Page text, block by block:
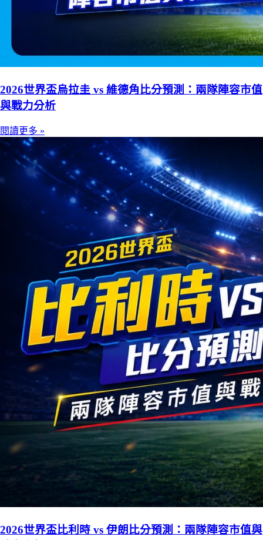
2026世界盃烏拉圭 vs 維德角比分預測：兩隊陣容市值
與戰力分析
閱讀更多 »
2026世界盃比利時 vs 伊朗比分預測：兩隊陣容市值與